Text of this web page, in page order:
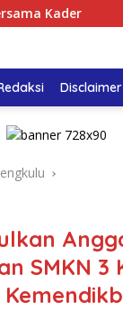
Polri
Disclaimer
SMKN 3